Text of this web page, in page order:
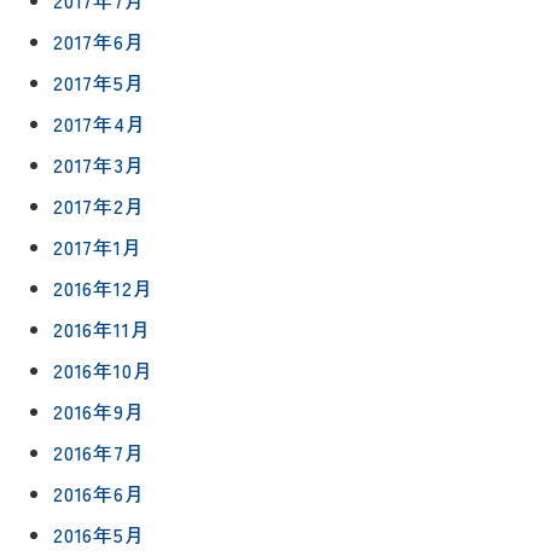
2017年6月
2017年5月
2017年4月
2017年3月
2017年2月
2017年1月
2016年12月
2016年11月
2016年10月
2016年9月
2016年7月
2016年6月
2016年5月